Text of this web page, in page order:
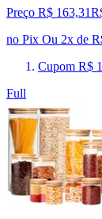
Preço R$ 163,31
no Pix Ou 2x de
Cupom R$
Full